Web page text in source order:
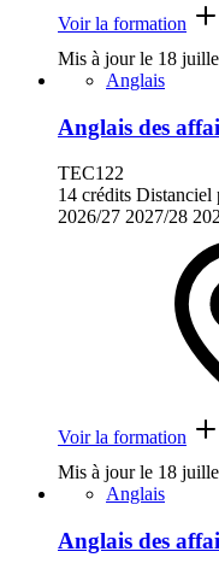
Voir la formation
Mis à jour le 18
Anglais
Anglais des
TEC122
14 crédits Distanciel
2026/27 2027/28
Voir la formation
Mis à jour le 18
Anglais
Anglais des